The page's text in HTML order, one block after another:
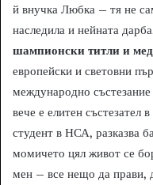
й внучка Любка – тя не
наследила и нейната
шампионски титли и
европейски и световни
международно
вече е елитен състезател
студент в НСА, разказва
момичето цял живот се
мен – все нещо да прави,